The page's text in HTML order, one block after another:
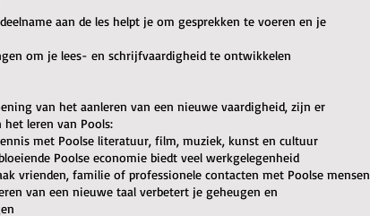
aan de les helpt je om gesprekken te voeren en je
om je lees- en schrijfvaardigheid te ontwikkelen
van het aanleren van een nieuwe vaardigheid, zijn er
het leren van Pools:
met Poolse literatuur, film, muziek, kunst en cultuur
Poolse economie biedt veel werkgelegenheid
vrienden, familie of professionele contacten met Poolse mensen
van een nieuwe taal verbetert je geheugen en